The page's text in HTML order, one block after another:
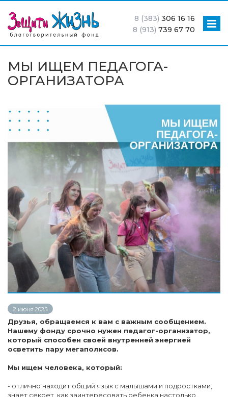
8 (383) 306 16 16
8 (913) 739 67 70
МЫ ИЩЕМ ПЕДАГОГА-
ОРГАНИЗАТОРА
2 июня 2025
Друзья, обращаемся к вам с важным сообщением.
Нашему фонду срочно нужен педагог-организатор,
который способен своей внутренней энергией
осветить пару мегаполисов.
Мы ищем человека, который:
- отлично находит общий язык с малышами и подростками,
знает секрет, как заинтересовать ребенка настолько,